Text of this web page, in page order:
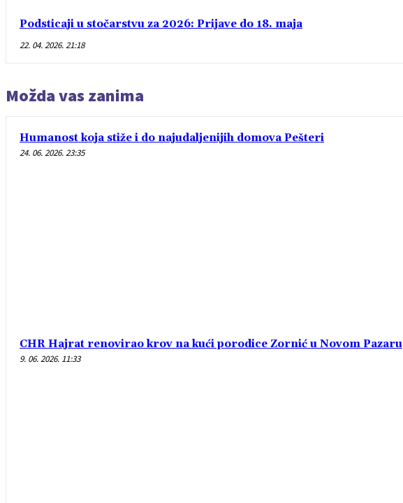
Podsticaji u stočarstvu za 2026: Prijave do 18. maja
22. 04. 2026. 21:18
Možda vas zanima
Humanost koja stiže i do najudaljenijih domova Pešteri
24. 06. 2026. 23:35
CHR Hajrat renovirao krov na kući porodice Zornić u Novom Pazaru
9. 06. 2026. 11:33